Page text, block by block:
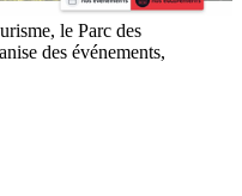
le Parc des
des événements,